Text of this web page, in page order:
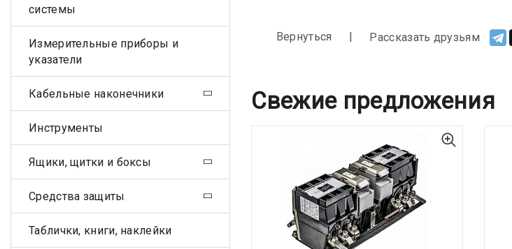
Вернуться Рассказать друзьям
Свежие предложения
системы
Измерительные приборы и
указатели
Кабельные наконечники
Инструменты
Ящики, щитки и боксы
Средства защиты
Таблички, книги, наклейки